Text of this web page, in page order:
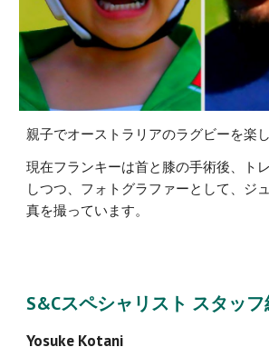
親子でオーストラリアのラグビーを楽
現在フランキーは首と膝の手術後、ト
しつつ、フォトグラファーとして、ジ
真を撮っています。
S&Cスペシャリスト スタッ
Yosuke Kotani